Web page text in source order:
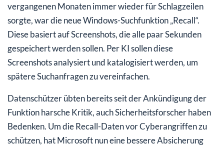
vergangenen Monaten immer wieder für Schlagzeilen
sorgte, war die neue Windows-Suchfunktion „Recall“.
Diese basiert auf Screenshots, die alle paar Sekunden
gespeichert werden sollen. Per KI sollen diese
Screenshots analysiert und katalogisiert werden, um
spätere Suchanfragen zu vereinfachen.
Datenschützer übten bereits seit der Ankündigung der
Funktion harsche Kritik, auch Sicherheitsforscher haben
Bedenken. Um die Recall-Daten vor Cyberangriffen zu
schützen, hat Microsoft nun eine bessere Absicherung